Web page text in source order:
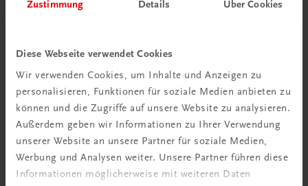
Zustimmung Details Über Cookies
Diese Webseite verwendet Cookies
Wir verwenden Cookies, um Inhalte und Anzeigen zu
personalisieren, Funktionen für soziale Medien anbieten zu
können und die Zugriffe auf unsere Website zu analysieren.
Außerdem geben wir Informationen zu Ihrer Verwendung
unserer Website an unsere Partner für soziale Medien,
Werbung und Analysen weiter. Unsere Partner führen diese
Informationen möglicherweise mit weiteren Daten
Rabattcode erhalten
Newsletter abonnieren
& Versandkosten sparen
Jetzt anmelden